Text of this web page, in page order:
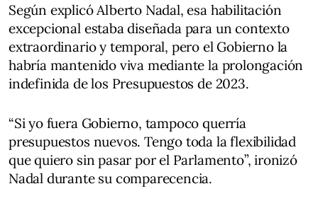
Según explicó Alberto Nadal, esa habilitación
excepcional estaba diseñada para un contexto
extraordinario y temporal, pero el Gobierno la
habría mantenido viva mediante la prolongación
indefinida de los Presupuestos de 2023.
“Si yo fuera Gobierno, tampoco querría
presupuestos nuevos. Tengo toda la flexibilidad
que quiero sin pasar por el Parlamento”, ironizó
Nadal durante su comparecencia.